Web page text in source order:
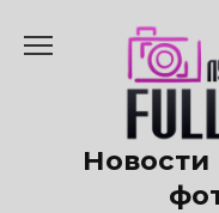
содержанию
Новости